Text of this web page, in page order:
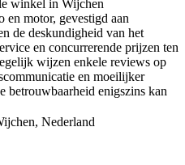
winkel in Wijchen
en motor, gevestigd aan
de deskundigheid van het
en concurrerende prijzen ten
wijzen enkele reviews op
en moeilijker
betrouwbaarheid enigszins kan
Nederland